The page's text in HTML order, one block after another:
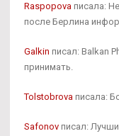
Raspopova писала:
после Берлина
Galkin писал: Balkan
принимать.
Tolstobrova писала:
Safonov писал: